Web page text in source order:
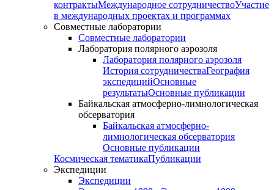
контрактыМеждународное сотрудничествоУчастие
в международных проектах и программах
Совместные лаборатории
Совместные лаборатории
Лаборатория полярного аэрозоля
Лаборатория полярного аэрозоля
История сотрудничестваГеография
экспедицийОсновные
результатыОсновные публикации
Байкальская атмосферно-лимнологическая
обсерватория
Байкальская атмосферно-
лимнологическая обсерватория
Основные публикации
Космическая тематикаПубликации
Экспедиции
Экспедиции